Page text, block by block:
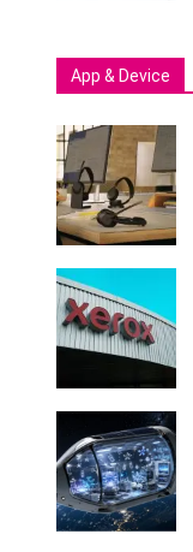
App & Device